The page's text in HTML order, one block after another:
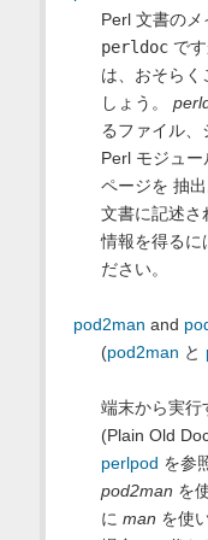
Perl 文書の
perldocです
は、おそらく
しょう。
るファイル、
Perl モジュ
ページを 抽
文書に記述さ
情報を得るに
ださい。
pod2man and
(pod2man と
端末から実行
(Plain Old
perlpod を参
pod2man を
に man を使